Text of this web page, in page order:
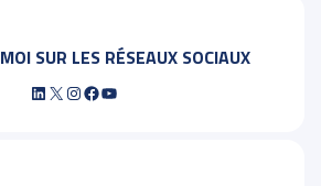
SUR LES RÉSEAUX SOCIAUX
LinkedInInstagram
Facebook